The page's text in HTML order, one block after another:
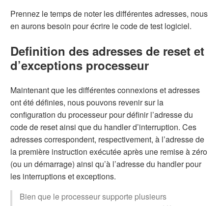
Prennez le temps de noter les différentes adresses, nous
en aurons besoin pour écrire le code de test logiciel.
Definition des adresses de reset et
d’exceptions processeur
Maintenant que les différentes connexions et adresses
ont été définies, nous pouvons revenir sur la
configuration du processeur pour définir l’adresse du
code de reset ainsi que du handler d’interruption. Ces
adresses correspondent, respectivement, à l’adresse de
la première instruction exécutée après une remise à zéro
(ou un démarrage) ainsi qu’à l’adresse du handler pour
les interruptions et exceptions.
Bien que le processeur supporte plusieurs